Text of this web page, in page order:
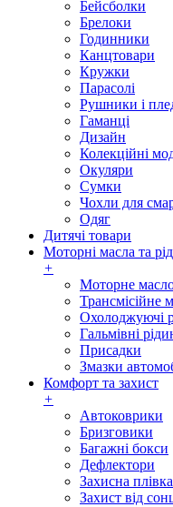
Бейсболки
Брелоки
Годинники
Канцтовари
Кружки
Парасолі
Рушники і
Гаманці
Дизайн
Колекційні
Окуляри
Сумки
Чохли для
Одяг
Дитячі товари
Моторні масла та
+
Моторне
Трансмісійне
Охолоджуючі
Гальмівні
Присадки
Змазки
Комфорт та захист
+
Автоковрики
Бризговики
Багажні бокси
Дефлектори
Захисна
Захист від